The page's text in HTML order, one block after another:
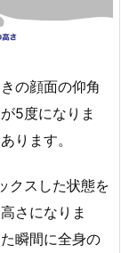
の顔面の仰角
5度になりま
ります。
クスした状態を
さになりま
瞬間に全身の